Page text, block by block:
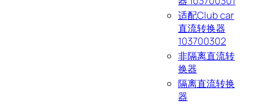
适配Club car
直流转换器
103700302
非隔离直流转
换器
隔离直流转换
器